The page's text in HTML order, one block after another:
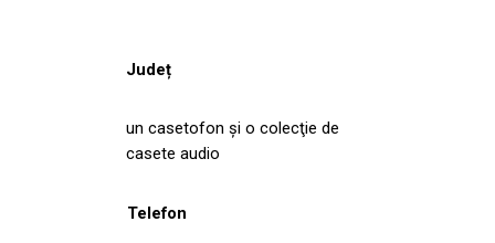
Județ
un casetofon şi o colecţie de
casete audio
Telefon